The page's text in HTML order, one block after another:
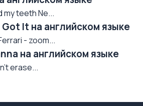
my teeth Ne...
It на английском языке
- zoom...
на английском языке
erase...